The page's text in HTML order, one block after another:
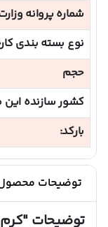
شماره پروانه
نوع بسته بندی
حجم
کشور سازنده
بارکد:
توضیحات
توضیحات